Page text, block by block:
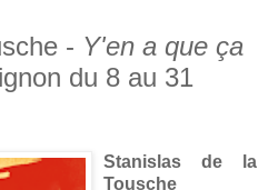
- Y'en a que ça
du 8 au 31
Stanislas de la
Tousche